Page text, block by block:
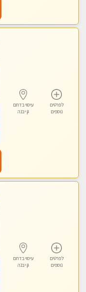
לפרטים
נוספים
עיסוי בדרום
גן יבנה
לפרטים
נוספים
עיסוי בדרום
גן יבנה